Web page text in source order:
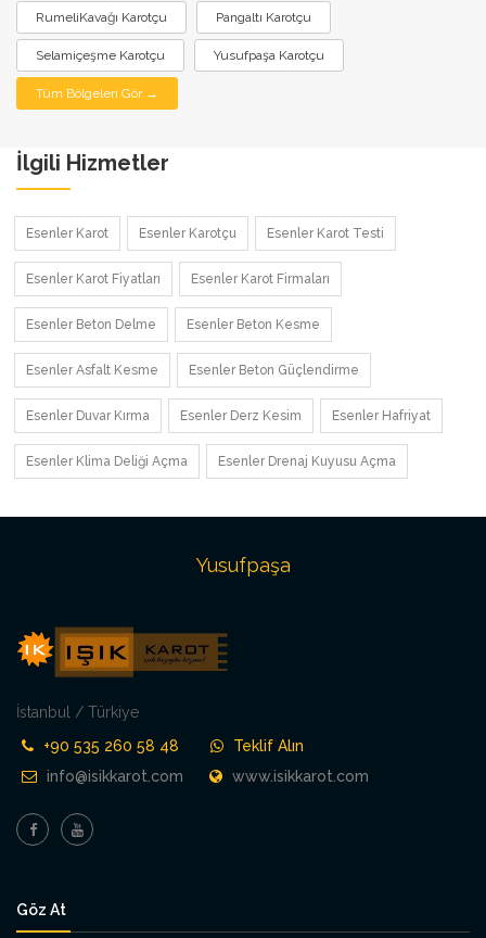
RumeliKavağı Karotçu Pangaltı Karotçu
Selamiçeşme Karotçu Yusufpaşa Karotçu
Tüm Bölgeleri Gör →
İlgili Hizmetler
Esenler Karot Esenler Karotçu Esenler Karot Testi
Esenler Karot Fiyatları Esenler Karot Firmaları
Esenler Beton Delme Esenler Beton Kesme
Esenler Asfalt Kesme Esenler Beton Güçlendirme
Esenler Duvar Kırma Esenler Derz Kesim Esenler Hafriyat
Esenler Klima Deliği Açma Esenler Drenaj Kuyusu Açma
Yusufpaşa
İstanbul / Türkiye
+90 535 260 58 48
Teklif Alın
info@isikkarot.com
www.isikkarot.com
Göz At